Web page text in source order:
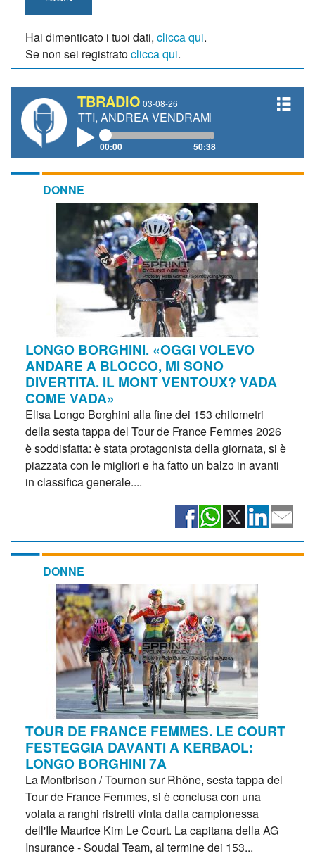
Hai dimenticato i tuoi dati, clicca qui.
Se non sei registratoclicca qui.
TBRADIO 03-08-26
ANDREA VENDRAME, FILIPPO FIORELLI
00:00 50:38
DONNE
LONGO BORGHINI. «OGGI VOLEVO
ANDARE A BLOCCO, MI SONO
DIVERTITA. IL MONT VENTOUX? VADA
COME VADA»
Elisa Longo Borghini alla fine dei 153 chilometri
della sesta tappa del Tour de France Femmes 2026
è soddisfatta: è stata protagonista della giornata, si è
piazzata con le migliori e ha fatto un balzo in avanti
in classifica generale....
DONNE
TOUR DE FRANCE FEMMES. LE COURT
FESTEGGIA DAVANTI A KERBAOL:
LONGO BORGHINI 7A
La Montbrison / Tournon sur Rhône, sesta tappa del
Tour de France Femmes, si è conclusa con una
volata a ranghi ristretti vinta dalla campionessa
dell'Ile Maurice Kim Le Court. La capitana della AG
Insurance - Soudal Team, al termine dei 153...